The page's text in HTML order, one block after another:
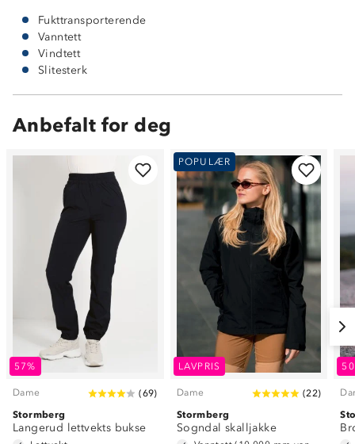
Fukttransporterende
Vanntett
Vindtett
Slitesterk
Anbefalt for deg
57%
Dame (69)
Stormberg
Langerud lettvekts bukse
POPULÆR
LAVPRIS
Dame (22)
Stormberg
Sogndal skalljakke